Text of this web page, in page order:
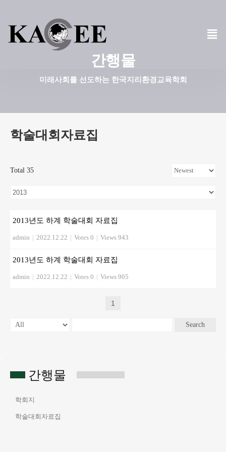
콘
텐
기
간행물
미래사회를 선도하는 한국지리환경교육학회
간행물
학회지
학술대회자료집
학술대회자료집
Total 35
2013년도 하계 학술대회 자료집
admin | 2022.12.22 | Votes 0 | Views 943
2013년도 하계 학술대회 자료집
admin | 2022.12.22 | Votes 0 | Views 905
1
Search